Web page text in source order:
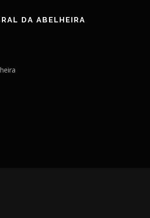
DA ABELHEIRA